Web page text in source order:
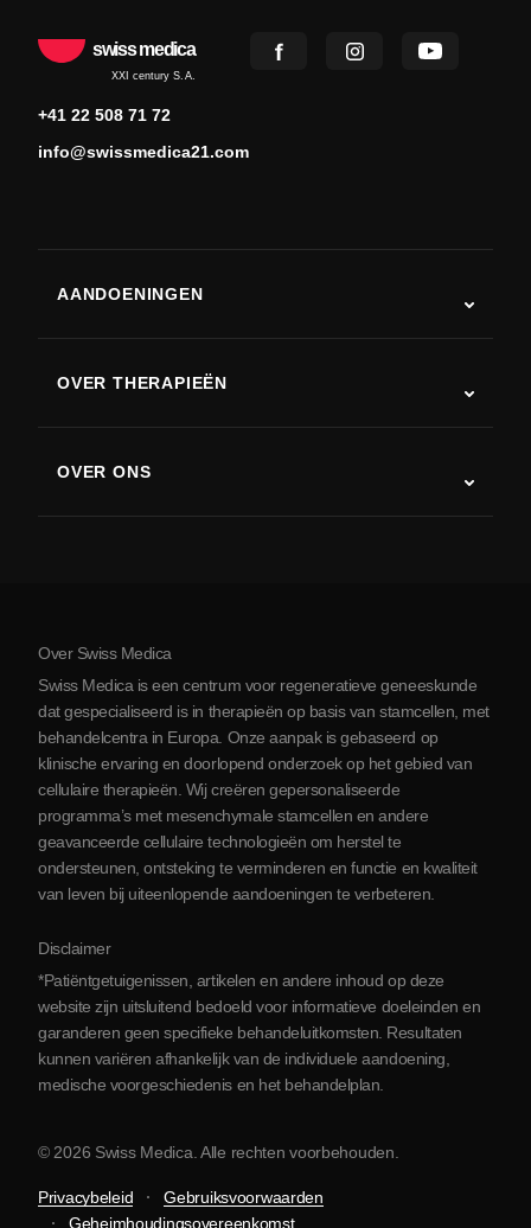
swiss medica
XXI century S.A.
+41 22 508 71 72
info@swissmedica21.com
AANDOENINGEN
Ziekte van Parkinson
Artritis
OVER THERAPIEËN
OVER ONS
Over Servië
Partnerschap
Contact opnemen
Over Swiss Medica
Swiss Medica is een centrum voor regeneratieve geneeskunde
dat gespecialiseerd is in therapieën op basis van stamcellen, met
behandelcentra in Europa. Onze aanpak is gebaseerd op
klinische ervaring en doorlopend onderzoek op het gebied van
cellulaire therapieën. Wij creëren gepersonaliseerde
programma’s met mesenchymale stamcellen en andere
geavanceerde cellulaire technologieën om herstel te
ondersteunen, ontsteking te verminderen en functie en kwaliteit
van leven bij uiteenlopende aandoeningen te verbeteren.
Disclaimer
*Patiëntgetuigenissen, artikelen en andere inhoud op deze
website zijn uitsluitend bedoeld voor informatieve doeleinden en
garanderen geen specifieke behandeluitkomsten. Resultaten
kunnen variëren afhankelijk van de individuele aandoening,
medische voorgeschiedenis en het behandelplan.
© 2026 Swiss Medica. Alle rechten voorbehouden.
Privacybeleid
Gebruiksvoorwaarden
Geheimhoudingsovereenkomst